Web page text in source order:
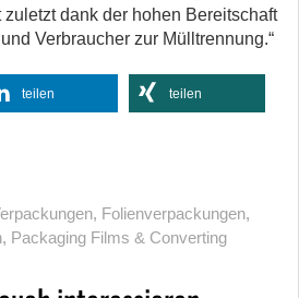
dank der hohen Bereitschaft
Verbraucher zur Mülltrennung.“
teilen teilen
, Folienverpackungen,
, Packaging Films & Converting